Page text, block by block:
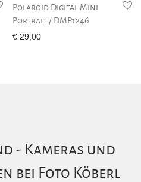
Polaroid Digital Mini
Portrait / DMP1246
€ 29,00
- Kameras und
bei Foto Köberl